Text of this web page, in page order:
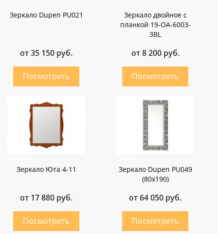
Зеркало Dupen PU021
от 35 150 руб.
Зеркало двойное с
планкой 19-OA-6003-
3BL
от 8 200 руб.
Зеркало Юта 4-11
от 17 880 руб.
Зеркало Dupen PU049
(80x190)
от 64 050 руб.